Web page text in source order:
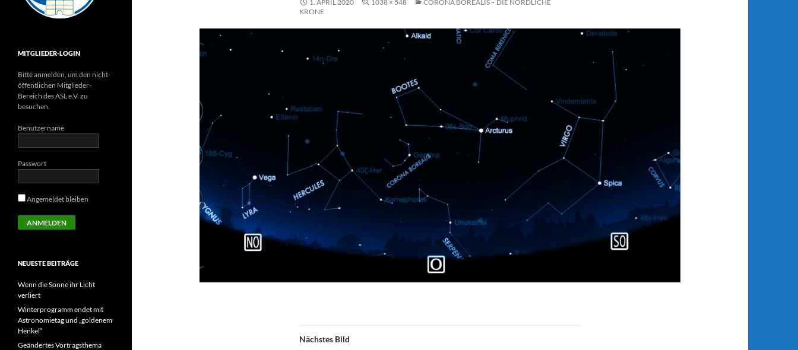
1. APRIL 2020 1038 × 548
CORONA BOREALIS – DIE NÖRDLICHE
KRONE
Nächstes Bild
MITGLIEDER-LOGIN
Bitte anmelden, um den nicht-
öffentlichen Mitglieder-
Bereich des ASL e.V. zu
besuchen.
Benutzername
Passwort
Angemeldet bleiben
NEUESTE BEITRÄGE
Wenn die Sonne ihr Licht
verliert
Winterprogramm endet mit
Astronomietag und „goldenem
Henkel“
Geändertes Vortragsthema